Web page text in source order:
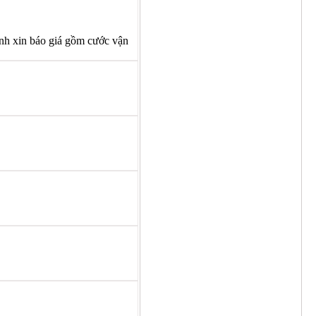
xin báo giá gồm cước vận